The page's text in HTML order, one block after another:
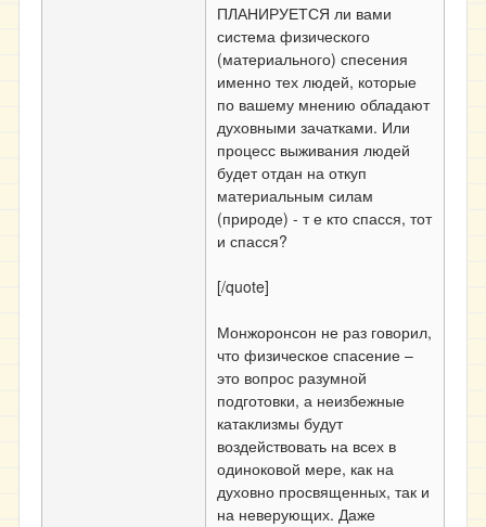
ПЛАНИРУЕТСЯ ли вами
система физического
(материального) спесения
именно тех людей, которые
по вашему мнению обладают
духовными зачатками. Или
процесс выживания людей
будет отдан на откуп
материальным силам
(природе) - т е кто спасся, тот
и спасся?
[/quote]
Монжоронсон не раз говорил,
что физическое спасение –
это вопрос разумной
подготовки, а неизбежные
катаклизмы будут
воздействовать на всех в
одиноковой мере, как на
духовно просвященных, так и
на неверующих. Даже